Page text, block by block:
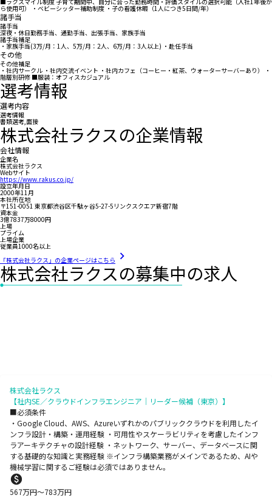
ら使用可） ・ベビーシッター補助制度 ・子の看護休暇（1人につき5日間/年）
諸手当
諸手当
深夜・休日勤務手当、通勤手当、出張手当、家族手当
諸手当補足
・家族手当(3万/月：1人、5万/月：2人、6万/月：3人以上) ・赴任手当
その他
その他補足
・社内サークル ・社内交流イベント ・社内カフェ（コーヒー・紅茶、ウォーターサーバーあり） ・
階層別研修 ■服装：オフィスカジュアル
選考情報
選考内容
選考情報
書類選考,面接
株式会社ラクスの企業情報
会社情報
企業名
株式会社ラクス
Webサイト
https://www.rakus.co.jp/
設立年月日
2000年11月
本社所在地
〒151-0051 東京都渋谷区千駄ヶ谷5-27-5リンクスクエア新宿7階
資本金
3億7837万8000円
上場
プライム
上場企業
従業員1000名以上
「株式会社ラクス」の企業ページはこちら
株式会社ラクスの募集中の求人
株式会社ラクス
【社内SE／クラウドインフラエンジニア｜リーダー候補（東京）】
■必須条件
・Google Cloud、AWS、Azureいずれかのパブリッククラウドを利用したイ
ンフラ設計・構築・運用経験 ・可用性やスケーラビリティを考慮したインフ
ラアーキテクチャの設計経験 ・ネットワーク、サーバー、データベースに関
する基礎的な知識と実務経験 ※インフラ構築業務がメインであるため、AIや
機械学習に関するご経験は必須ではありません。
567万円〜783万円